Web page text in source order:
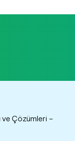
ve Çözümleri –